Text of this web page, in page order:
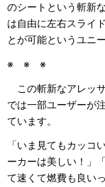
のシートという斬新
は自由に左右スライ
とが可能というユニ
※ ※ ※
この斬新なアレッ
では一部ユーザーが
ています。
「いま見てもカッコ
ーカーは美しい！」
て速くて燃費も良い